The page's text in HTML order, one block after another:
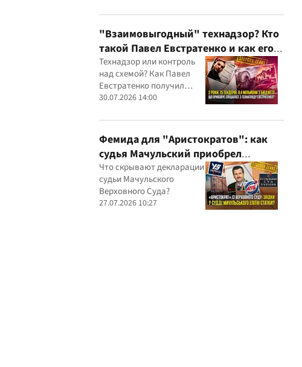
связи Сергея Дядечко до
сих пор простираются
через Украину и несколько
иностранных юрисдикций
"Взаимовыгодный" технадзор? Кто
такой Павел Евстратенко и как его
ФЛП получил доступ к бюджетным
миллионам?
Технадзор или контроль
над схемой? Как Павел
Евстратенко получил
миллионные подряды
30.07.2026 14:00
Фемида для "Аристократов": как
судья Мачульский приобрел
элитное жилье после вердикта в
пользу застройщика?
Что скрывают декларации
судьи Мачульского
Верховного Суда?
27.07.2026 10:27